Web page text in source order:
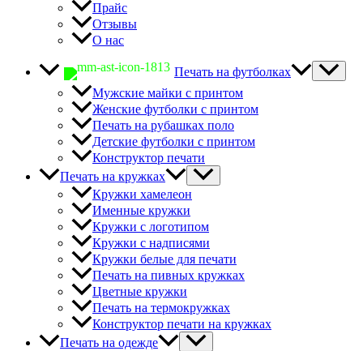
Прайс
Отзывы
О нас
Печать на футболках
Мужские майки с принтом
Женские футболки с принтом
Печать на рубашках поло
Детские футболки с принтом
Конструктор печати
Печать на кружках
Кружки хамелеон
Именные кружки
Кружки с логотипом
Кружки с надписями
Кружки белые для печати
Печать на пивных кружках
Цветные кружки
Печать на термокружках
Конструктор печати на кружках
Печать на одежде